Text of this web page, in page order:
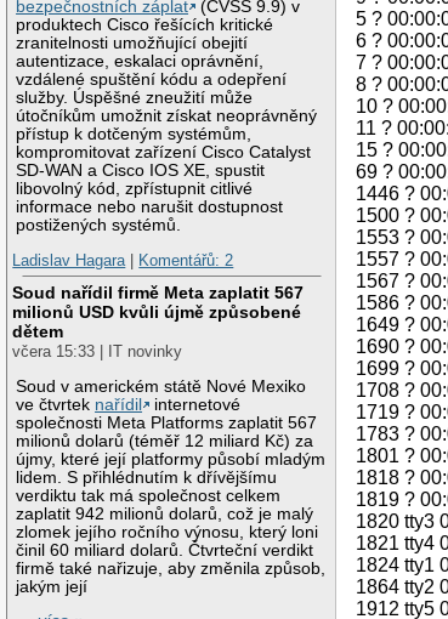
bezpečnostních záplat
(CVSS 9.9) v
produktech Cisco řešících kritické
zranitelnosti umožňující obejití
autentizace, eskalaci oprávnění,
vzdálené spuštění kódu a odepření
služby. Úspěšné zneužití může
útočníkům umožnit získat neoprávněný
přístup k dotčeným systémům,
kompromitovat zařízení Cisco Catalyst
SD-WAN a Cisco IOS XE, spustit
libovolný kód, zpřístupnit citlivé
informace nebo narušit dostupnost
postižených systémů.
Ladislav Hagara| Komentářů: 2
Soud nařídil firmě Meta zaplatit 567
milionů USD kvůli újmě způsobené
dětem
včera 15:33 | IT novinky
Soud v americkém státě Nové Mexiko
ve čtvrtek nařídil
internetové
společnosti Meta Platforms zaplatit 567
milionů dolarů (téměř 12 miliard Kč) za
újmy, které její platformy působí mladým
lidem. S přihlédnutím k dřívějšímu
verdiktu tak má společnost celkem
zaplatit 942 milionů dolarů, což je malý
zlomek jejího ročního výnosu, který loni
činil 60 miliard dolarů. Čtvrteční verdikt
firmě také nařizuje, aby změnila způsob,
jakým její
5 ?
6 ?
7 ?
8 ?
10 ?
11 ?
15 ?
69 ?
1446 ?
1500 ?
1553 ?
1557 ?
1567 ?
1586 ?
1649 ?
1690 ?
1699 ?
1708 ?
1719 ?
1783 ?
1801 ?
1818 ?
1819 ?
1820 tty3
1821 tty4
1824 tty1
1864 tty2
1912 tty5